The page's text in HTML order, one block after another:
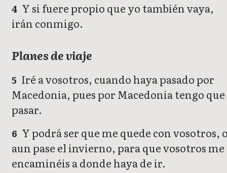
4 Y si fuere propio que yo también vaya,
irán conmigo.
Planes de viaje
5 Iré a vosotros, cuando haya pasado por
Macedonia, pues por Macedonia tengo que
pasar.
6 Y podrá ser que me quede con vosotros,
aun pase el invierno, para que vosotros me
encaminéis a donde haya de ir.